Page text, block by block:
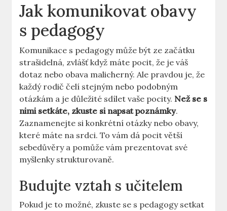
Jak komunikovat obavy
s pedagogy
Komunikace s pedagogy může být ze začátku
strašidelná, zvlášť když máte pocit, že je váš
dotaz nebo obava malicherný. Ale pravdou je, že
každý rodič čelí stejným nebo podobným
otázkám a je důležité sdílet vaše pocity. Než se s
nimi setkáte, zkuste si napsat poznámky.
Zaznamenejte si konkrétní otázky nebo obavy,
které máte na srdci. To vám dá pocit větší
sebedůvěry a pomůže vám prezentovat své
myšlenky strukturovaně.
Budujte vztah s učitelem
Pokud je to možné, zkuste se s pedagogy setkat